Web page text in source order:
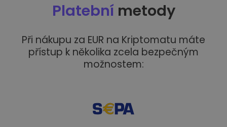
Platební metody
Při nákupu za EUR na Kriptomatu máte
přístup k několika zcela bezpečným
možnostem: